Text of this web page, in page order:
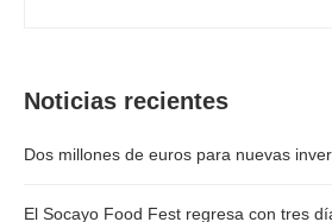
Noticias recientes
Dos millones de euros para nuevas
El Socayo Food Fest regresa con tres